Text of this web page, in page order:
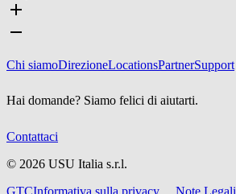
Chi siamoDirezioneLocationsPartnerSupport
Hai domande? Siamo felici di aiutarti.
Contattaci
© 2026 USU Italia s.r.l.